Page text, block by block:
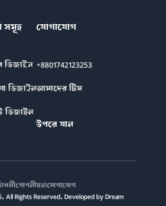
সমূহ
ডিজাইন
ডিজাইন
ডিজাইন
যোগাযোগ
+8801742123253
আমাদের টিম
উপরে যান
গোপনীয়তাযোগাযোগ
Rights Reserved, Developed by Dream